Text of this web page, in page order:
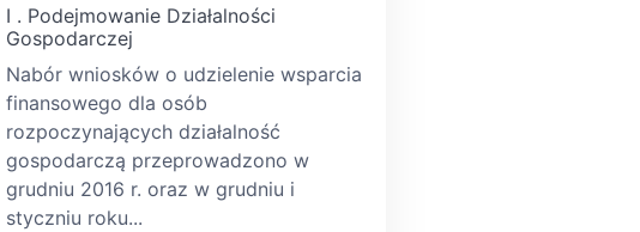
I . Podejmowanie Działalności
Gospodarczej
Nabór wniosków o udzielenie wsparcia
finansowego dla osób
rozpoczynających działalność
gospodarczą przeprowadzono w
grudniu 2016 r. oraz w grudniu i
styczniu roku...